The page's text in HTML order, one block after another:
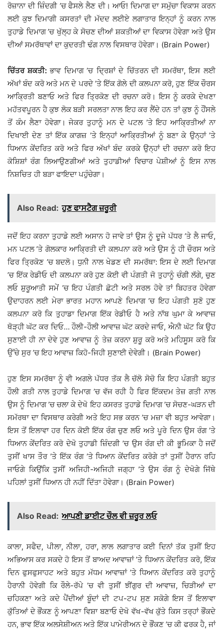
ਰੋਜ਼ਾਨਾ ਦੀ ਜ਼ਿੰਦਗੀ ’ਚ ਫੈਸਲੇ ਲੈਣ ਦੀ। ਆਓ! ਦਿਮਾਗ ਦਾ ਸਮੁੱਚਾ ਵਿਕਾਸ ਕਰਨ
ਲਈ ਕੁਝ ਦਿਮਾਗੀ ਕਸਰਤਾਂ ਦੀ ਮੱਦਦ ਲਈਏ ਲਗਾਤਾਰ ਇਨ੍ਹਾਂ ਨੂੰ ਕਰਨ ਨਾਲ
ਤੁਹਾਡੇ ਦਿਮਾਗ ’ਚ ਖੁੱਲ੍ਹ ਕੇ ਸੋਚਣ ਦੀਆਂ ਸ਼ਕਤੀਆਂ ਦਾ ਵਿਕਾਸ ਹੋਵੇਗਾ ਅਤੇ ਉਸ
ਦੀਆਂ ਸਮਰੱਥਾਵਾਂ ਦਾ ਕੁਦਰਤੀ ਢੰਗ ਨਾਲ ਵਿਸਥਾਰ ਹੋਵੇਗਾ। (Brain Power)
ਚਿੱਤਰ ਸ਼ਕਤੀ:ਭਾਵ ਦਿਮਾਗ ’ਚ ਦ੍ਰਿਸ਼ਾਂ ਦੇ ਚਿੱਤਰਨ ਦੀ ਸਮਰੱਥਾ, ਇਸ ਲਈ
ਅੱਖਾਂ ਬੰਦ ਕਰੋ ਅਤੇ ਮਨ ਦੇ ਪਰਦੇ ’ਤੇ ਇੱਕ ਗੋਲੇ ਦੀ ਕਲਪਨਾ ਕਰੋ, ਹੁਣ ਇੱਕ ਚੌਰਸ
ਆਕ੍ਰਿਤੀ ਬਣਾਓ ਅਤੇ ਫਿਰ ਤ੍ਰਿਕੋਣ ਦੀ ਰਚਨਾ ਕਰੋ। ਇਸ ਨੂੰ ਕਰਕੇ ਦੇਖਣਾ
ਮਹੱਤਵਪੂਰਨ ਹੈ ਕੁਝ ਲੋਕ ਬੜੀ ਸਰਲਤਾ ਨਾਲ ਇਹ ਕਰ ਲੈਂਦੇ ਹਨ ਤਾਂ ਕੁਝ ਨੂੰ ਹੌਂਸਲੇ
ਤੋਂ ਕੰਮ ਲੈਣਾ ਹੋਵੇਗਾ। ਜੇਕਰ ਤੁਹਾਨੂੰ ਮਨ ਦੇ ਪਟਲ ’ਤੇ ਇਹ ਆਕ੍ਰਿਤੀਆਂ ਨਾ
ਦਿਖਾਈ ਦੇਣ ਤਾਂ ਇੱਕ ਕਾਗਜ਼ ’ਤੇ ਇਨ੍ਹਾਂ ਆਕ੍ਰਿਤੀਆਂ ਨੂੰ ਬਣਾ ਕੇ ਉਨ੍ਹਾਂ ’ਤੇ
ਧਿਆਨ ਕੇਂਦਰਿਤ ਕਰੋ ਅਤੇ ਫਿਰ ਅੱਖਾਂ ਬੰਦ ਕਰਕੇ ਉਨ੍ਹਾਂ ਦੀ ਰਚਨਾ ਕਰੋ ਇਹ
ਕੋਸ਼ਿਸ਼ਾਂ ਰੰਗ ਲਿਆਉਣਗੀਆਂ ਅਤੇ ਤੁਹਾਡੀਆਂ ਵਿਚਾਰ ਪੇਸ਼ੀਆਂ ਨੂੰ ਇਸ ਨਾਲ
ਨਿਸ਼ਚਿਤ ਹੀ ਬੜਾ ਫਾਇਦਾ ਪਹੁੰਚੇਗਾ।
Also Read: ਹੁਣ ਫਾਸਟੈਗ ਜ਼ਰੂਰੀ
ਜਦੋਂ ਇਹ ਕਰਨਾ ਤੁਹਾਡੇ ਲਈ ਅਸਾਨ ਹੋ ਜਾਵੇ ਤਾਂ ਉਸ ਨੂੰ ਦੂਜੇ ਪੱਧਰ ’ਤੇ ਲੈ ਜਾਓ,
ਮਨ ਪਟਲ ’ਤੇ ਗੋਲਕਾਰ ਆਕ੍ਰਿਤੀ ਦੀ ਕਲਪਨਾ ਕਰੋ ਅਤੇ ਉਸ ਨੂੰ ਹੀ ਚੌਰਸ ਅਤੇ
ਫਿਰ ਤ੍ਰਿਕੋਣ ’ਚ ਬਦਲੋ। ਧੁਨੀ ਨਾਲ ਖੇਡਣ ਦੀ ਸਮਰੱਥਾ: ਇਸ ਦੇ ਲਈ ਦਿਮਾਗ
’ਚ ਇੱਕ ਰੇਡੀਓ ਦੀ ਕਲਪਨਾ ਕਰੋ ਹੁਣ ਕੋਈ ਵੀ ਪੰਗਤੀ ਜੋ ਤੁਹਾਨੂੰ ਚੰਗੀ ਲੱਗੇ, ਚੁਣ
ਲਓ ਸ਼ੁਰੂਆਤੀ ਸਮੇਂ ’ਚ ਇਹ ਪੰਗਤੀ ਛੋਟੀ ਅਤੇ ਸਰਲ ਹੋਵੇ ਤਾਂ ਬਿਹਤਰ ਹੋਵੇਗਾ
ਉਦਾਹਰਨ ਲਈ ਮੇਰਾ ਭਾਰਤ ਮਹਾਨ ਆਪਣੇ ਦਿਮਾਗ ’ਚ ਇਹ ਪੰਗਤੀ ਸੁਣੋ ਹੁਣ
ਕਲਪਨਾ ਕਰੋ ਕਿ ਤੁਹਾਡਾ ਦਿਮਾਗ ਇੱਕ ਰੇਡੀਓ ਹੈ ਅਤੇ ਨਾੱਬ ਘੁਮਾ ਕੇ ਆਵਾਜ਼
ਥੋੜ੍ਹੀ ਘੱਟ ਕਰ ਦਿਓ… ਹੌਲੀ-ਹੌਲੀ ਆਵਾਜ਼ ਘੱਟ ਕਰਦੇ ਜਾਓ, ਐਨੀ ਘੱਟ ਕਿ ਉਹ
ਸੁਣਾਈ ਹੀ ਨਾ ਦੇਵੇ ਹੁਣ ਆਵਾਜ਼ ਨੂੰ ਤੇਜ਼ ਕਰਨਾ ਸ਼ੁਰੂ ਕਰੋ ਅਤੇ ਮਹਿਸੂਸ ਕਰੋ ਕਿ
ਉੱਚੇ ਸੁਰ ’ਚ ਇਹ ਆਵਾਜ਼ ਕਿਹੋ-ਜਿਹੀ ਸੁਣਾਈ ਦੇਵੇਗੀ। (Brain Power)
ਹੁਣ ਇਸ ਸਮਰੱਥਾ ਨੂੰ ਵੀ ਅਗਲੇ ਪੱਧਰ ਤੱਕ ਲੈ ਚੱਲੋ ਸੋਚੋ ਕਿ ਇਹ ਪੰਗਤੀ ਬਹੁਤ
ਹੌਲੀ ਗਤੀ ਨਾਲ ਤੁਹਾਡੇ ਦਿਮਾਗ ’ਚ ਵੱਜ ਰਹੀ ਹੈ ਫਿਰ ਇੱਕਦਮ ਤੇਜ਼ ਗਤੀ ਨਾਲ
ਉਸ ਨੂੰ ਦਿਮਾਗ ’ਚ ਚਲਾ ਕੇ ਦੇਖੋ ਇਹ ਕਸਰਤ ਤੁਹਾਡੇ ਦਿਮਾਗ ’ਚ ਸੋਚਣ-ਘੜਨ ਦੀ
ਸਮੱਰਥਾ ਦਾ ਵਿਸਥਾਰ ਕਰੇਗੀ ਅਤੇ ਇਹ ਸਭ ਕਰਨ ’ਚ ਮਜ਼ਾ ਵੀ ਬਹੁਤ ਆਵੇਗਾ।
ਇਸ ਤੋਂ ਇਲਾਵਾ ਹਰ ਦਿਨ ਕੋਈ ਇੱਕ ਰੰਗ ਚੁਣ ਲਓ ਅਤੇ ਪੂਰੇ ਦਿਨ ਉਸ ਰੰਗ ’ਤੇ
ਧਿਆਨ ਕੇਂਦਰਿਤ ਕਰੋ ਦੇਖੋ ਤੁਹਾਡੀ ਜ਼ਿੰਦਗੀ ’ਚ ਉਸ ਰੰਗ ਦੀ ਕੀ ਭੂਮਿਕਾ ਹੈ ਜਦੋਂ
ਤੁਸੀਂ ਖਾਸ ਤੌਰ ’ਤੇ ਇੱਕ ਰੰਗ ’ਤੇ ਧਿਆਨ ਕੇਂਦਰਿਤ ਕਰੋਗੇ ਤਾਂ ਤੁਸੀਂ ਹੈਰਾਨ ਰਹਿ
ਜਾਓਗੇ ਕਿਉਂਕਿ ਤੁਸੀਂ ਅਜਿਹੀ-ਅਜਿਹੀ ਜਗ੍ਹਾ ’ਤੇ ਉਸ ਰੰਗ ਨੂੰ ਦੇਖੋਗੇ ਜਿੱਥੇ
ਪਹਿਲਾਂ ਤੁਸੀਂ ਧਿਆਨ ਹੀ ਨਹੀਂ ਦਿੱਤਾ ਹੋਵੇਗਾ। (Brain Power)
Also Read: ਆਪਣੀ ਡਾਈਟ ਚੌਲ ਵੀ ਜ਼ਰੂਰ ਲਓ
ਕਾਲਾ, ਸਫੈਦ, ਪੀਲਾ, ਨੀਲਾ, ਹਰਾ, ਲਾਲ ਲਗਾਤਾਰ ਕਈ ਦਿਨਾਂ ਤੱਕ ਤੁਸੀਂ ਇਹ
ਅਭਿਆਸ ਕਰ ਸਕਦੇ ਹੋ ਇਸ ਤੋਂ ਬਾਅਦ ਆਵਾਜ਼ਾਂ ’ਤੇ ਧਿਆਨ ਕੇਂਦਰਿਤ ਕਰੋ, ਇੱਕ
ਦਿਨ ਫੁਸਫੁਸਾਹਟ ਅਤੇ ਬਹੁਤ ਮੱਧਮ ਆਵਾਜ਼ਾਂ ’ਤੇ ਧਿਆਨ ਕੇਂਦਰਿਤ ਕਰੋ ਤੁਹਾਨੂੰ
ਹੈਰਾਨੀ ਹੋਵੇਗੀ ਕਿ ਰੌਲੇ-ਰੱਪੇ ’ਚ ਵੀ ਤੁਸੀਂ ਝੀਂਗੁਰ ਦੀ ਆਵਾਜ਼, ਚਿੜੀਆਂ ਦਾ
ਚਹਿਕਣਾ ਅਤੇ ਕਦੇ ਪੈਂਦੀਆਂ ਬੂੰਦਾਂ ਦੀ ਟਪ-ਟਪ ਸੁਣ ਸਕੋਗੇ ਇਸ ਤੋਂ ਇਲਾਵਾ
ਕੁੱਤਿਆਂ ਦੇ ਭੌਂਕਣ ਨੂੰ ਆਪਣਾ ਵਿਸ਼ਾ ਬਣਾਓ ਦੇਖੋ ਵੱਖ-ਵੱਖ ਕੁੱਤੇ ਕਿਸ ਤਰ੍ਹਾਂ ਭੌਂਕਦੇ
ਹਨ, ਭਾਵ ਇੱਕ ਅਲਸੇਸ਼ੀਅਨ ਅਤੇ ਇੱਕ ਪਾਮੇਰੀਅਨ ਦੇ ਭੌਂਕਣ ’ਚ ਕੀ ਫਰਕ ਹੈ, ਜਾਂ